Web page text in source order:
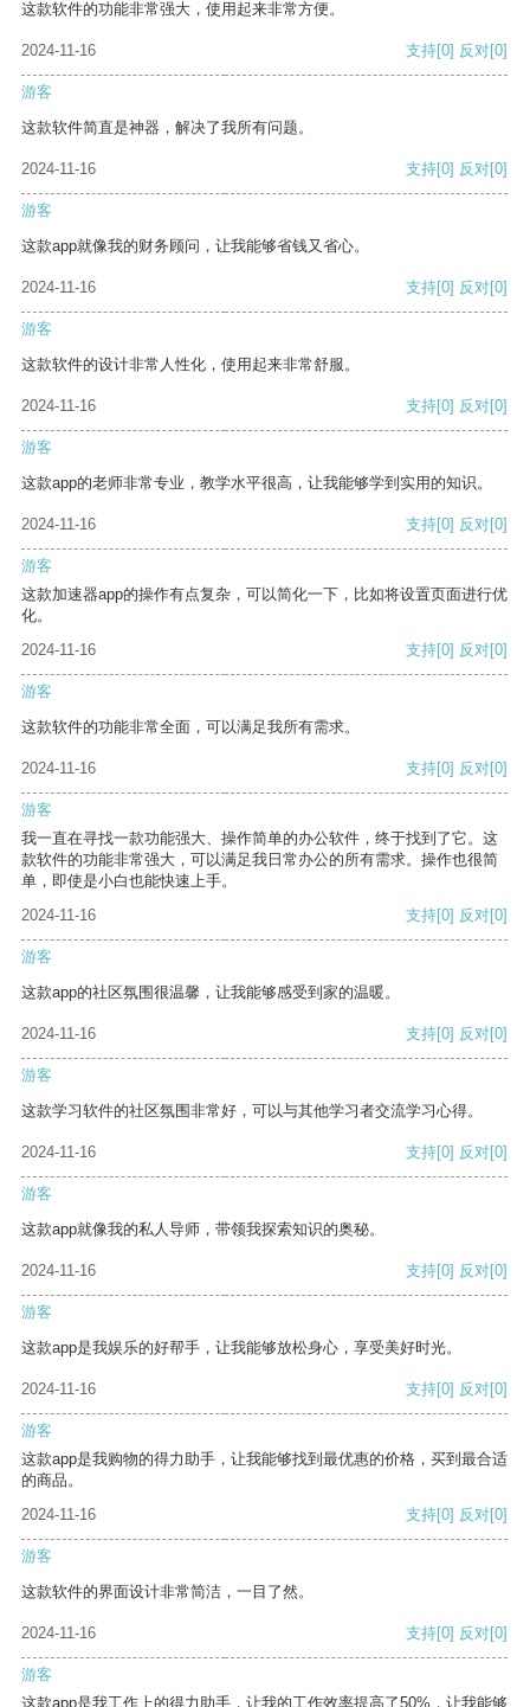
这款软件的功能非常强大，使用起来非常方便。
2024-11-16 支持[0] 反对[0]
游客
这款软件简直是神器，解决了我所有问题。
2024-11-16 支持[0] 反对[0]
游客
这款app就像我的财务顾问，让我能够省钱又省心。
2024-11-16 支持[0] 反对[0]
游客
这款软件的设计非常人性化，使用起来非常舒服。
2024-11-16 支持[0] 反对[0]
游客
这款app的老师非常专业，教学水平很高，让我能够学到实用的知识。
2024-11-16 支持[0] 反对[0]
游客
这款加速器app的操作有点复杂，可以简化一下，比如将设置页面进行优
化。
2024-11-16
支持[0] 反对[0]
游客
这款软件的功能非常全面，可以满足我所有需求。
2024-11-16 支持[0] 反对[0]
游客
我一直在寻找一款功能强大、操作简单的办公软件，终于找到了它。这
款软件的功能非常强大，可以满足我日常办公的所有需求。操作也很简
单，即使是小白也能快速上手。
2024-11-16
支持[0] 反对[0]
游客
这款app的社区氛围很温馨，让我能够感受到家的温暖。
2024-11-16 支持[0] 反对[0]
游客
这款学习软件的社区氛围非常好，可以与其他学习者交流学习心得。
2024-11-16 支持[0] 反对[0]
游客
这款app就像我的私人导师，带领我探索知识的奥秘。
2024-11-16 支持[0] 反对[0]
游客
这款app是我娱乐的好帮手，让我能够放松身心，享受美好时光。
2024-11-16 支持[0] 反对[0]
游客
这款app是我购物的得力助手，让我能够找到最优惠的价格，买到最合适
的商品。
2024-11-16
支持[0] 反对[0]
游客
这款软件的界面设计非常简洁，一目了然。
2024-11-16 支持[0] 反对[0]
游客
这款app是我工作上的得力助手，让我的工作效率提高了50%，让我能够